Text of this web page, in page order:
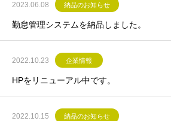
2023.06.08 納品のお知らせ
勤怠管理システムを納品しました。
2022.10.23 企業情報
HPをリニューアル中です。
2022.10.15 納品のお知らせ